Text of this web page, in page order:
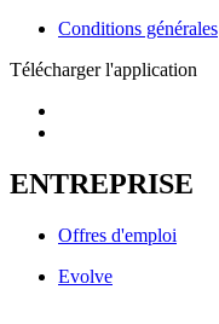
Conditions générales
Télécharger l'application
ENTREPRISE
Offres d'emploi
Evolve